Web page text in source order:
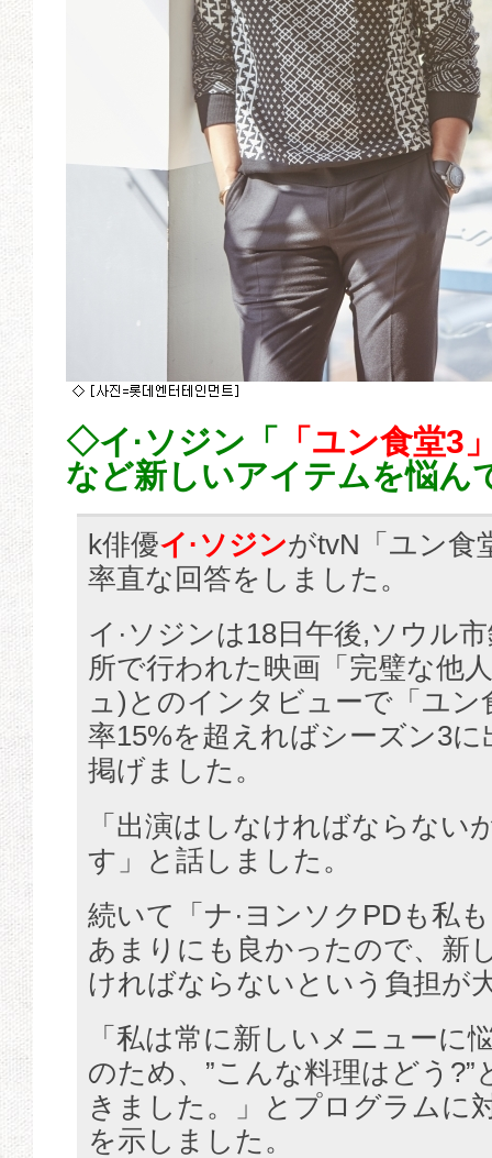
◇イ·ソジン「
「ユン食堂3
など新しいアイテムを悩ん
k俳優イ·ソジンがtvN「ユン食
率直な回答をしました。
イ·ソジンは18日午後,ソウル
所で行われた映画「完璧な他
ュ)とのインタビューで「ユン
率15%を超えればシーズン3
掲げました。
「出演はしなければならない
す」と話しました。
続いて「ナ·ヨンソクPDも私
あまりにも良かったので、新
ければならないという負担が
「私は常に新しいメニューに
のため、”こんな料理はどう?”
きました。」とプログラムに
を示しました。